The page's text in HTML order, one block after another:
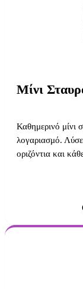
Μίνι
Καθημερινό μίνι
λογαριασμό.
οριζόντια και